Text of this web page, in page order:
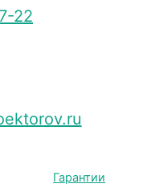
22
Гарантии